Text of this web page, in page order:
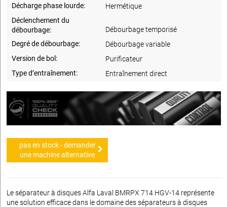
Décharge phase lourde:
Hermétique
Déclenchement du
débourbage:
Débourbage temporisé
Degré de débourbage:
Débourbage variable
Version de bol:
Purificateur
Type d’entraînement:
Entraînement direct
pas en stock - demander
une machine alternative
Le séparateur à disques Alfa Laval BMRPX 714 HGV-14 représente
une solution efficace dans le domaine des séparateurs à disques